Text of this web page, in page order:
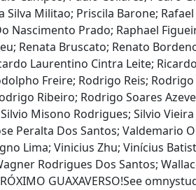
Militao; Priscila Barone;
Prado; Raphael
Renata Bruscato; Renato
Laurentino Cintra Leite;
Freire; Rodrigo Reis;
Ribeiro; Rodrigo Soares
Misono Rodrigues; Silvio
Peralta Dos Santos; Valdemario
Lima; Vinicius Zhu; Vinícius
Rodrigues Dos Santos;
GUAXAVERSO!See